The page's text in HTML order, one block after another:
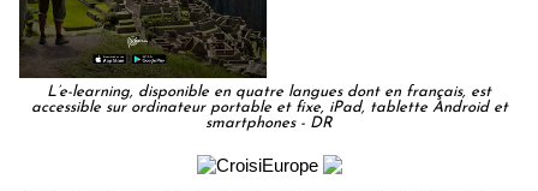
L’e-learning, disponible en quatre langues dont en français, est
accessible sur ordinateur portable et fixe, iPad, tablette Android et
smartphones - DR